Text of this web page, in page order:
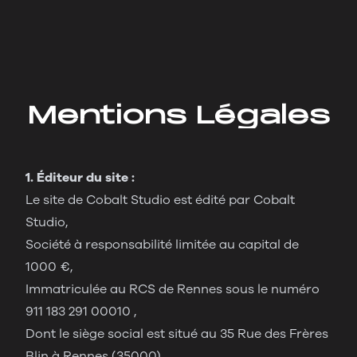
Mentions Légales
1. Éditeur du site :
Le site de Cobalt Studio est édité par Cobalt
Studio,
Société à responsabilité limitée au capital de
1000 €,
Immatriculée au RCS de Rennes sous le numéro
911 183 291 00010 ,
Dont le siège social est situé au 35 Rue des Frères